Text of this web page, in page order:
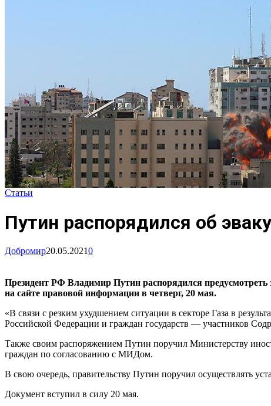
Статьи
Путин распорядился об
Добромир20.05.20210
Президент РФ Владимир Путин распорядился
на сайте правовой информации в четверг, 20 мая.
«В связи с резким ухудшением ситуации в секторе Газа в
Российской Федерации и граждан государств — участников
Также своим распоряжением Путин поручил Министерству
граждан по согласованию с МИДом.
В свою очередь, правительству Путин поручил осуществлять
Документ вступил в силу 20 мая.